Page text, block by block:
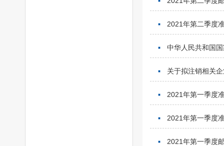
2021年第二季度
中华人民共和国
关于拟注销相关
2021年第一季度
2021年第一季度
2021年第一季度